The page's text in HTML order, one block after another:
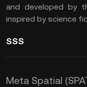
and developed by
inspired by science
SSS
Meta Spatial